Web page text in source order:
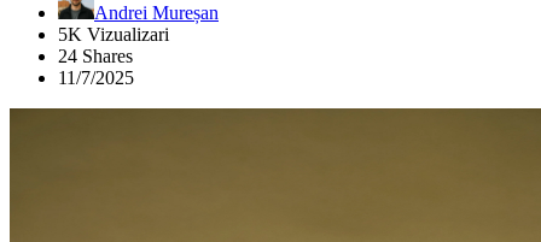
Andrei Mureșan
5K Vizualizari
24 Shares
11/7/2025